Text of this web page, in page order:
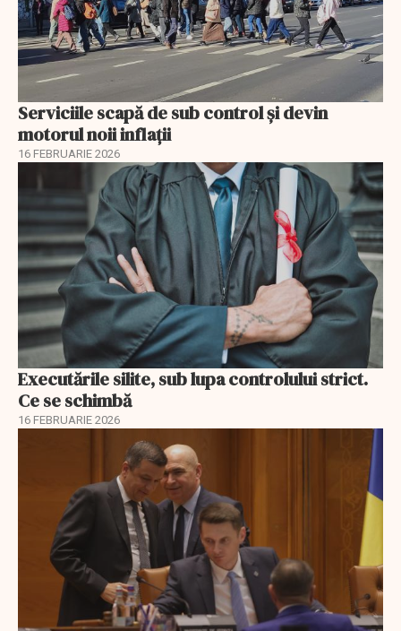
Serviciile scapă de sub control și devin
motorul noii inflații
16 FEBRUARIE 2026
Executările silite, sub lupa controlului strict.
Ce se schimbă
16 FEBRUARIE 2026